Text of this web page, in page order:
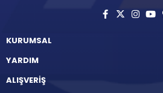
KURUMSAL
YARDIM
ALIŞVERİŞ